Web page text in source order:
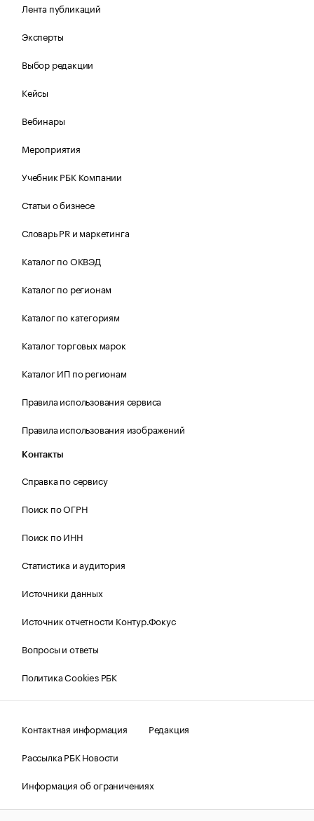
Лента публикаций
Эксперты
Выбор редакции
Кейсы
Вебинары
Мероприятия
Учебник РБК Компании
Статьи о бизнесе
Словарь PR и маркетинга
Каталог по ОКВЭД
Каталог по регионам
Каталог по категориям
Каталог торговых марок
Каталог ИП по регионам
Правила использования сервиса
Правила использования изображений
Контакты
Справка по сервису
Поиск по ОГРН
Поиск по ИНН
Статистика и аудитория
Источники данных
Источник отчетности Контур.Фокус
Вопросы и ответы
Политика Cookies РБК
Контактная информация
Редакция
Рассылка РБК Новости
Информация об ограничениях
Правовая информация
О соблюдении авторских прав